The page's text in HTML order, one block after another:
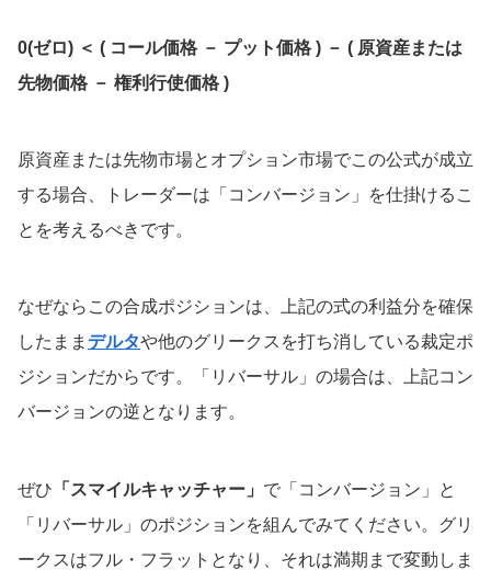
0(ゼロ) ＜ ( コール価格 － プット価格 ) － ( 原資産または
先物価格 － 権利行使価格 )
原資産または先物市場とオプション市場でこの公式が成立
する場合、トレーダーは「コンバージョン」を仕掛けるこ
とを考えるべきです。
なぜならこの合成ポジションは、上記の式の利益分を確保
したまま デルタや他のグリークスを打ち消している裁定ポ
ジションだからです。「リバーサル」の場合は、上記コン
バージョンの逆となります。
ぜひ 「スマイルキャッチャー」 で「コンバージョン」と
「リバーサル」のポジションを組んでみてください。グリ
ークスはフル・フラットとなり、それは満期まで変動しま